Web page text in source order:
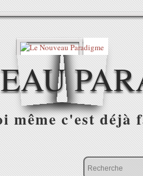
même c'est